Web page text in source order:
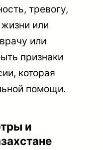
тревогу,
жизни или
или
признаки
которая
помощи.
и